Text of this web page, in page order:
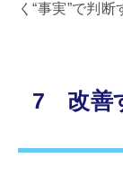
く“事実”で判断
7 改善